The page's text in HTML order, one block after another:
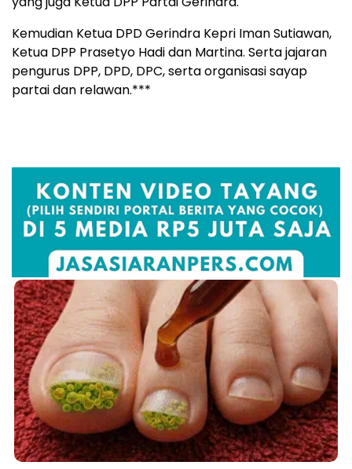
Kemudian Ketua DPD Gerindra Kepri Iman Sutiawan,
Ketua DPP Prasetyo Hadi dan Martina. Serta jajaran
pengurus DPP, DPD, DPC, serta organisasi sayap
partai dan relawan.***